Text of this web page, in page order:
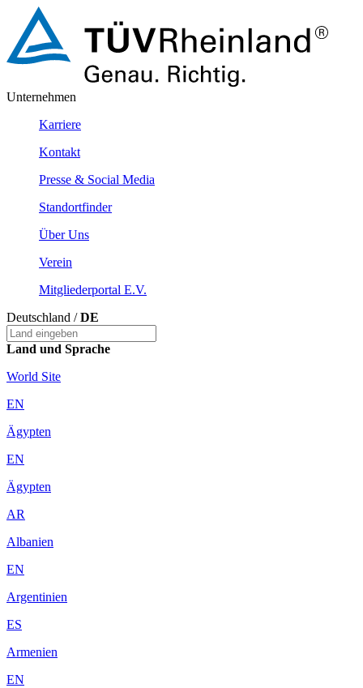
Unternehmen
Karriere
Kontakt
Presse & Social Media
Standortfinder
Über Uns
Verein
Mitgliederportal E.v.
Deutschland /DE
Land und Sprache
World Site
EN
Ägypten
EN
Ägypten
AR
Albanien
EN
Argentinien
ES
Armenien
EN